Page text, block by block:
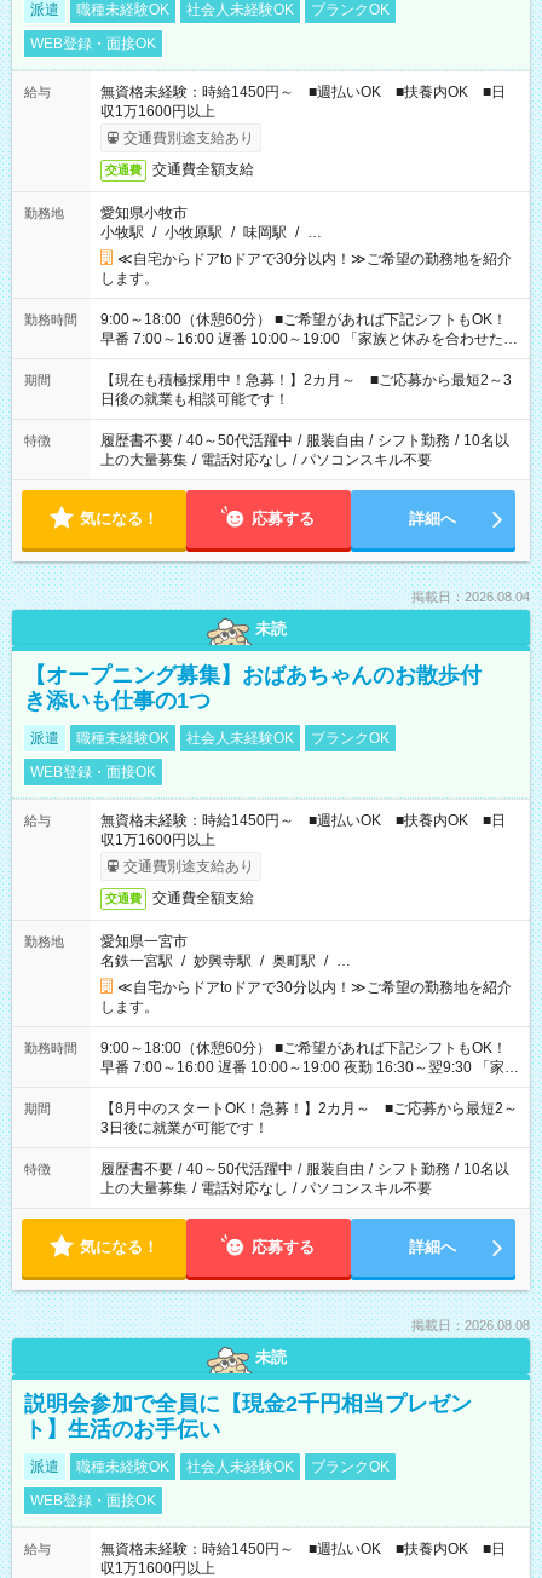
派遣 職種未経験OK 社会人未経験OK
ブランクOK
WEB登録・面接OK
給与
無資格未経験：時給1450円～ ■週払いOK ■扶養内OK ■日
収1万1600円以上
交通費別途支給あり
交通費 交通費全額支給
勤務地
愛知県小牧市
小牧駅 / 小牧原駅 / 味岡駅 / …
≪自宅からドアtoドアで30分以内！≫ご希望の勤務地を紹介
します。
勤務時間
9:00～18:00（休憩60分） ■ご希望があれば下記シフトもOK！
早番 7:00～16:00 遅番 10:00～19:00 「家族と休みを合わせた
い」 「余裕を持って夕飯の準備がしたい」 「できれば残業はし
たくない」 など、ご希望を教えてくださいね。 ※Wワーク希望
の方へ 今ご覧のお仕事で希望する勤務時間と、もう1つのお仕事
の勤務時間。 合計で週40時間を超える場合は応募できません。
期間
【現在も積極採用中！急募！】2カ月～ ■ご応募から最短2～3
日後の就業も相談可能です！
特徴 履歴書不要 / 40～50代活躍中 / 服装自由 / シフト勤務 / 10名以
上の大量募集 / 電話対応なし / パソコンスキル不要
気になる！ 応募する 詳細へ
掲載日：2026.08.04
未読
【オープニング募集】おばあちゃんのお散歩付
き添いも仕事の1つ
派遣 職種未経験OK 社会人未経験OK
ブランクOK
WEB登録・面接OK
給与
無資格未経験：時給1450円～ ■週払いOK ■扶養内OK ■日
収1万1600円以上
交通費別途支給あり
交通費 交通費全額支給
勤務地
愛知県一宮市
名鉄一宮駅 / 妙興寺駅 / 奥町駅 / …
≪自宅からドアtoドアで30分以内！≫ご希望の勤務地を紹介
します。
勤務時間
9:00～18:00（休憩60分） ■ご希望があれば下記シフトもOK！
早番 7:00～16:00 遅番 10:00～19:00 夜勤 16:30～翌9:30 「家族
と休みを合わせたい」 「余裕を持って夕飯の準備がしたい」
「できれば残業はしたくない」 など、ご希望を教えてください
ね。 ※Wワーク希望の方へ 今ご覧のお仕事で希望する勤務時間
と、もう1つのお仕事の勤務時間。 合計で週40時間を超える場
合は応募できません。
期間
【8月中のスタートOK！急募！】2カ月～ ■ご応募から最短2～
3日後に就業が可能です！
特徴 履歴書不要 / 40～50代活躍中 / 服装自由 / シフト勤務 / 10名以
上の大量募集 / 電話対応なし / パソコンスキル不要
気になる！ 応募する 詳細へ
掲載日：2026.08.08
未読
説明会参加で全員に【現金2千円相当プレゼン
ト】生活のお手伝い
派遣 職種未経験OK 社会人未経験OK
ブランクOK
WEB登録・面接OK
給与
無資格未経験：時給1450円～ ■週払いOK ■扶養内OK ■日
収1万1600円以上